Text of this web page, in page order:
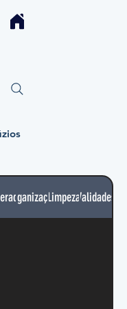
OrganizaçãoLimpezaValidades